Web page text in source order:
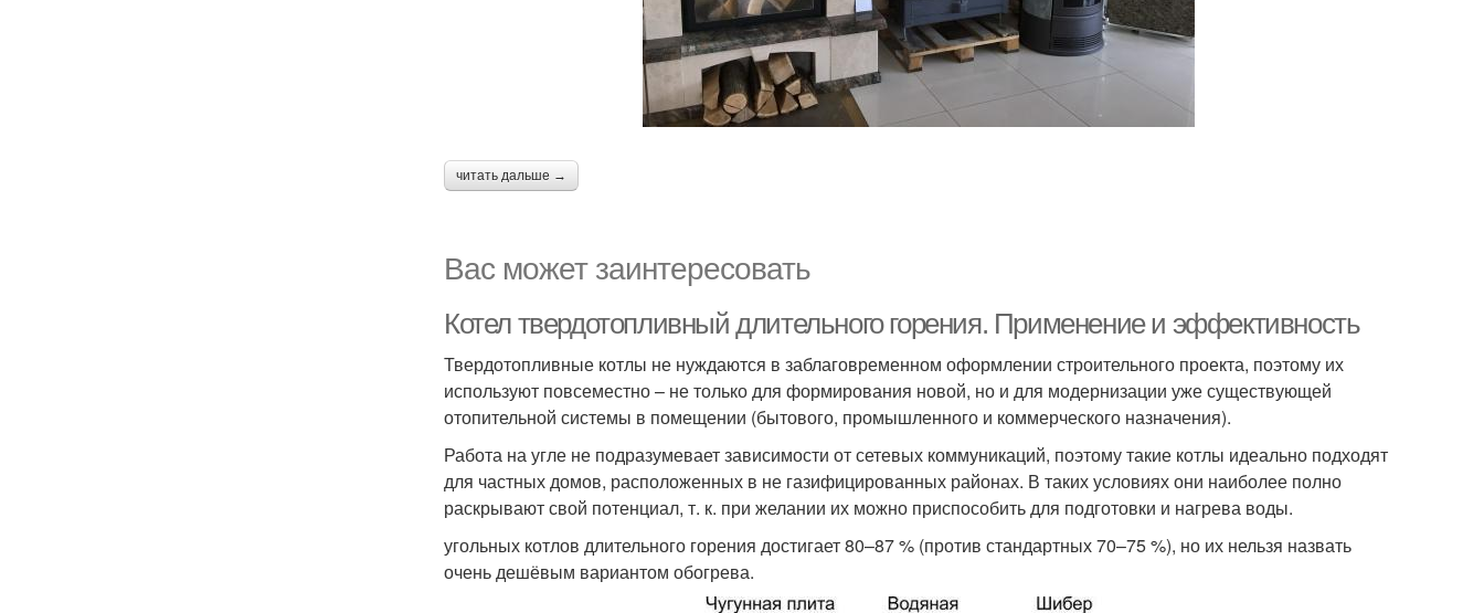
читать дальше →
Вас может заинтересовать
Котел твердотопливный длительного горения. Применение и эффективность
Твердотопливные котлы не нуждаются в заблаговременном оформлении строительного проекта, поэтому их
используют повсеместно – не только для формирования новой, но и для модернизации уже существующей
отопительной системы в помещении (бытового, промышленного и коммерческого назначения).
Работа на угле не подразумевает зависимости от сетевых коммуникаций, поэтому такие котлы идеально подходят
для частных домов, расположенных в не газифицированных районах. В таких условиях они наиболее полно
раскрывают свой потенциал, т. к. при желании их можно приспособить для подготовки и нагрева воды.
угольных котлов длительного горения достигает 80–87 % (против стандартных 70–75 %), но их нельзя назвать
очень дешёвым вариантом обогрева.